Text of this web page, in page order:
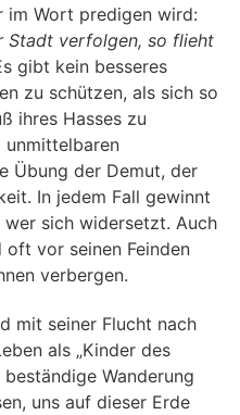
im Wort predigen wird:
Stadt verfolgen, so flieht
gibt kein besseres
zu schützen, als sich so
ihres Hasses zu
unmittelbaren
Übung der Demut, der
In jedem Fall gewinnt
sich widersetzt. Auch
vor seinen Feinden
verbergen.
mit seiner Flucht nach
als „Kinder des
beständige Wanderung
uns auf dieser Erde